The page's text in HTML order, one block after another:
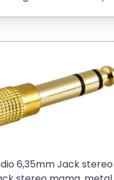
6,35mm Jack